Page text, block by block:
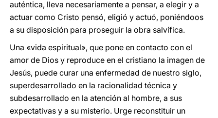
auténtica, lleva necesariamente a pensar, a elegir y a
actuar como Cristo pensó, eligió y actuó, poniéndoos
a su disposición para proseguir la obra salvífica.
Una «vida espiritual», que pone en contacto con el
amor de Dios y reproduce en el cristiano la imagen de
Jesús, puede curar una enfermedad de nuestro siglo,
superdesarrollado en la racionalidad técnica y
subdesarrollado en la atención al hombre, a sus
expectativas y a su misterio. Urge reconstituir un